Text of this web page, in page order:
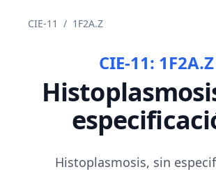
CIE-11 / 1F2A.Z
CIE-11: 1F2A.Z
Histoplasmosis, sin